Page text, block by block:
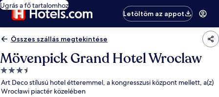
Ugrás a fő tartalomhoz
Letöltöm az appot
Összes szállás megtekintése
Mövenpick Grand Hotel Wroclaw
3.5
csillagos
szálláshely
Art Deco stílusú hotel étteremmel, a kongresszusi központ mellett, a(z)
Wrocławi piactér közelében